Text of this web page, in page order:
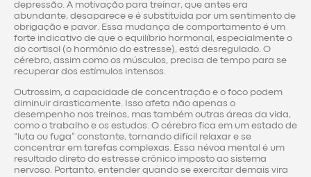
depressão. A motivação para treinar, que antes era
abundante, desaparece e é substituída por um sentimento de
obrigação e pavor. Essa mudança de comportamento é um
forte indicativo de que o equilíbrio hormonal, especialmente o
do cortisol (o hormônio do estresse), está desregulado. O
cérebro, assim como os músculos, precisa de tempo para se
recuperar dos estímulos intensos.
Outrossim, a capacidade de concentração e o foco podem
diminuir drasticamente. Isso afeta não apenas o
desempenho nos treinos, mas também outras áreas da vida,
como o trabalho e os estudos. O cérebro fica em um estado de
“luta ou fuga” constante, tornando difícil relaxar e se
concentrar em tarefas complexas. Essa névoa mental é um
resultado direto do estresse crônico imposto ao sistema
nervoso. Portanto, entender quando se exercitar demais vira